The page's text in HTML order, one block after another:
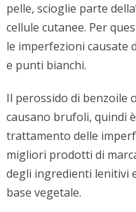
pelle, scioglie parte
cellule cutanee. Per
le imperfezioni causate
e punti bianchi.
Il perossido di benzoile
causano brufoli, quindi
trattamento delle
migliori prodotti di
degli ingredienti lenitivi
base vegetale.